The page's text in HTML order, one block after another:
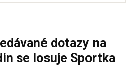
dotazy na
se losuje Sportka